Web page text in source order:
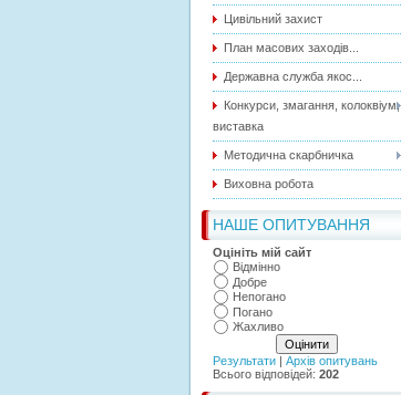
Цивільний захист
План масових заходів...
Державна служба якос...
Конкурси, змагання, колоквіум,
виставка
Методична скарбничка
Виховна робота
НАШЕ ОПИТУВАННЯ
Оцініть мій сайт
Відмінно
Добре
Непогано
Погано
Жахливо
Результати | Архів опитувань
Всього відповідей: 202